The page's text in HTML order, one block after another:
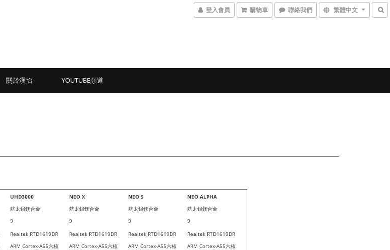
登入會員 購物車 聯絡我們 繁體中文
關於漢怡 YOUTUBE頻道
UHD3000 NEO X NEO S
NEO ALPHA
航太鋁鎂合金 航太鋁鎂合金 航太鋁鎂合金
航太鋁鎂合金
9 9 9 9
Realtek RTD1619DR
ARM Cortex-A55六核
Realtek RTD1619DR
ARM Cortex-A55六核
Realtek RTD1619DR
ARM Cortex-A55六核
Realtek RTD1619DR
ARM Cortex-A55六核